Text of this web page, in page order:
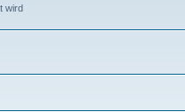
wird